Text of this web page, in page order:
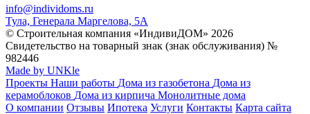
info@individoms.ru
Тула, Генерала Маргелова, 5А
© Строительная компания «ИндивиДОМ» 2026
Свидетельство на товарный знак (знак обслуживания) №
982446
Made by UNKle
Проекты Наши работы Дома из газобетона Дома из
керамоблоков Дома из кирпича Монолитные дома
О компании Отзывы Ипотека Услуги Контакты Карта сайта